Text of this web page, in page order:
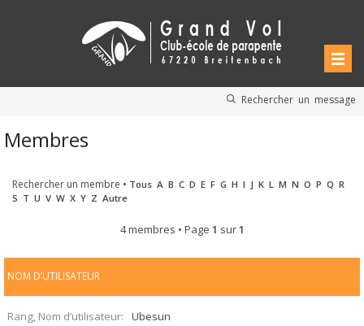
Rechercher un message
Membres
Rechercher un membre • Tous A B C D E F G H I J K L M N O P Q R
S T U V W X Y Z Autre
4 membres • Page 1 sur1
NOM D’UTILISATEUR
Rang, Nom d’utilisateur Ubesun